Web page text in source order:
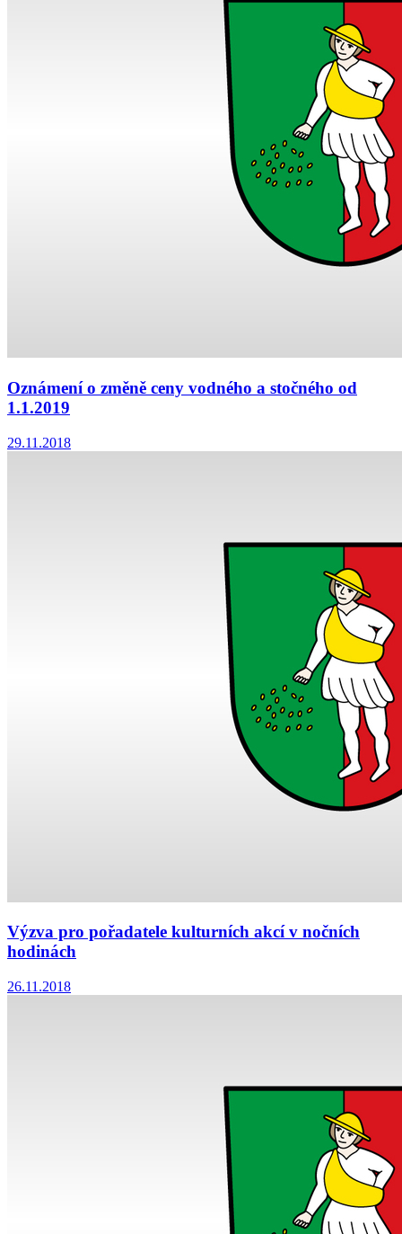
Oznámení o změně ceny vodného a stočného od
1.1.2019
29.11.2018
Výzva pro pořadatele kulturních akcí v nočních
hodinách
26.11.2018